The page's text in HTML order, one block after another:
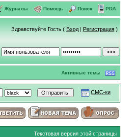
Журналы Помощь Поиск PDA
Здравствуйте Гость ( Вход| Регистрация)
Активные темы
СМС-ки
Текстовая версия этой страницы